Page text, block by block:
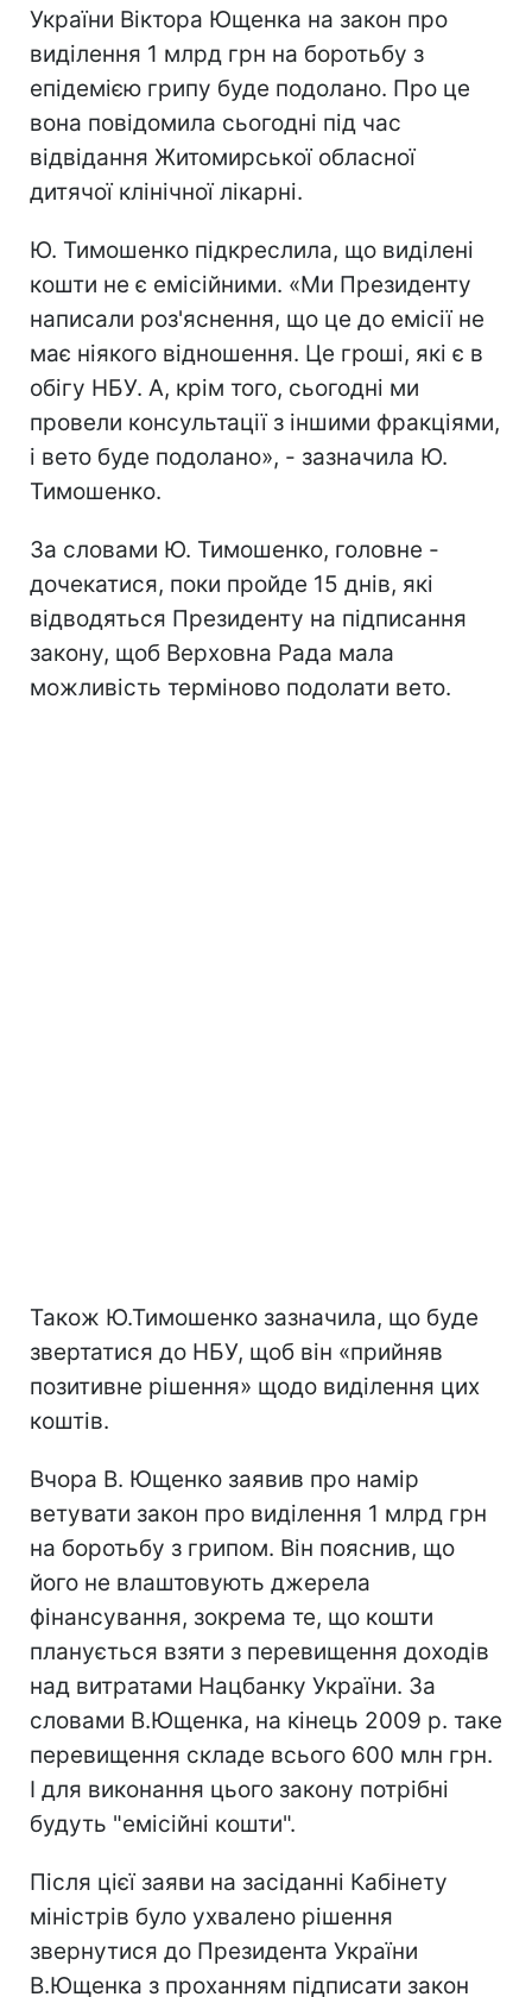
України Віктора Ющенка на закон про
виділення 1 млрд грн на боротьбу з
епідемією грипу буде подолано. Про це
вона повідомила сьогодні під час
відвідання Житомирської обласної
дитячої клінічної лікарні.
Ю. Тимошенко підкреслила, що виділені
кошти не є емісійними. «Ми Президенту
написали роз'яснення, що це до емісії не
має ніякого відношення. Це гроші, які є в
обігу НБУ. А, крім того, сьогодні ми
провели консультації з іншими фракціями,
і вето буде подолано», - зазначила Ю.
Тимошенко.
За словами Ю. Тимошенко, головне -
дочекатися, поки пройде 15 днів, які
відводяться Президенту на підписання
закону, щоб Верховна Рада мала
можливість терміново подолати вето.
Також Ю.Тимошенко зазначила, що буде
звертатися до НБУ, щоб він «прийняв
позитивне рішення» щодо виділення цих
коштів.
Вчора В. Ющенко заявив про намір
ветувати закон про виділення 1 млрд грн
на боротьбу з грипом. Він пояснив, що
його не влаштовують джерела
фінансування, зокрема те, що кошти
планується взяти з перевищення доходів
над витратами Нацбанку України. За
словами В.Ющенка, на кінець 2009 р. таке
перевищення складе всього 600 млн грн.
І для виконання цього закону потрібні
будуть "емісійні кошти".
Після цієї заяви на засіданні Кабінету
міністрів було ухвалено рішення
звернутися до Президента України
В.Ющенка з проханням підписати закон